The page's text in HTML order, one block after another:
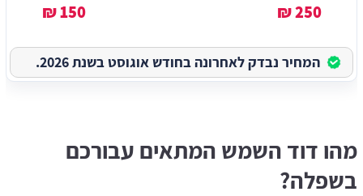
250 ₪
150 ₪
המחיר נבדק לאחרונה בחודש אוגוסט בשנת 2026.
מהו דוד השמש המתאים עבורכם
בשפלה?